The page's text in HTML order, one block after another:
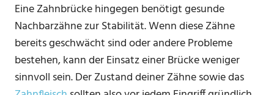
Eine Zahnbrücke hingegen benötigt gesunde
Nachbarzähne zur Stabilität. Wenn diese Zähne
bereits geschwächt sind oder andere Probleme
bestehen, kann der Einsatz einer Brücke weniger
sinnvoll sein. Der Zustand deiner Zähne sowie das